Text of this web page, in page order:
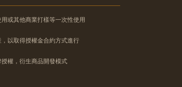
或其他商業打樣等一次性使用
以取得授權金合約方式進行
權，衍生商品開發模式